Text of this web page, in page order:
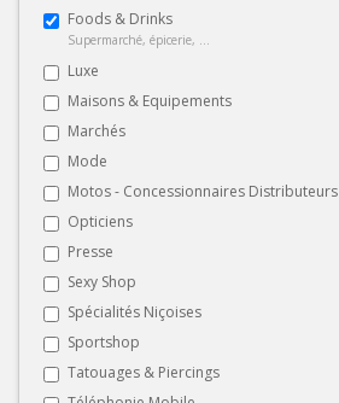
Foods & Drinks
Supermarché, épicerie, ...
Luxe
Maisons & Equipements
Marchés
Mode
Motos - Concessionnaires Distributeurs
Opticiens
Presse
Sexy Shop
Spécialités Niçoises
Sportshop
Tatouages & Piercings